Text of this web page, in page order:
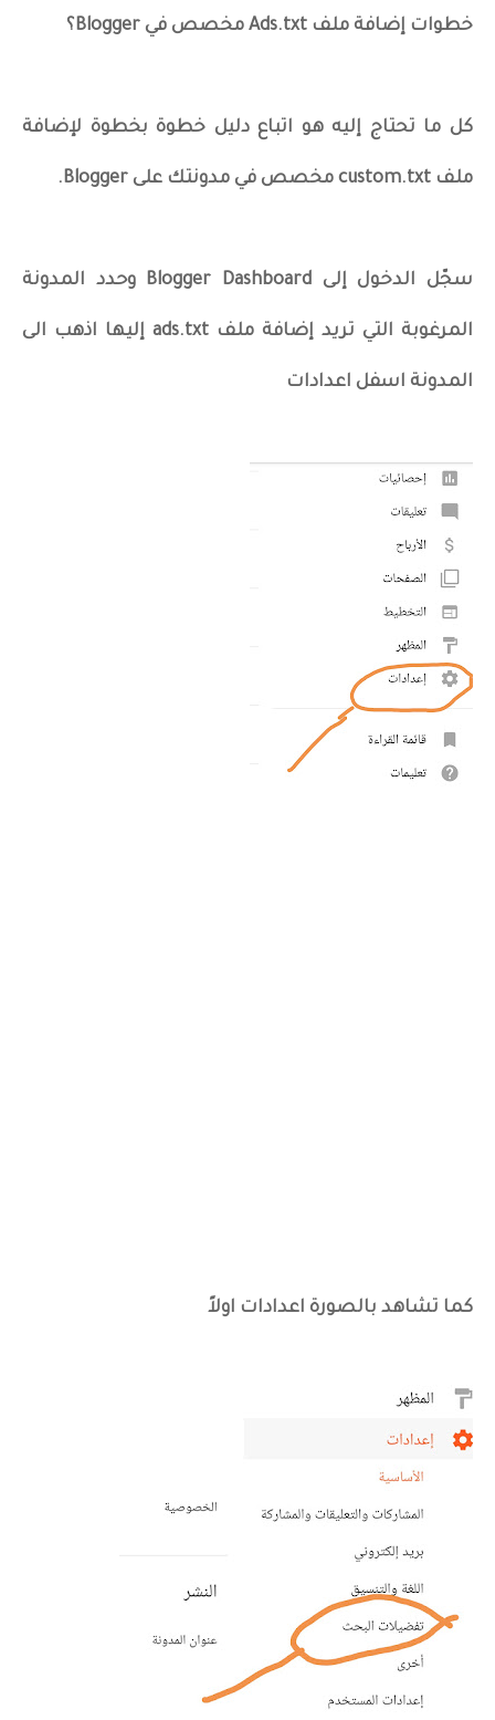
خطوات إضافة ملف Ads.txt مخصص في Blogger؟
كل ما تحتاج إليه هو اتباع دليل خطوة بخطوة لإضافة
ملف custom.txt مخصص في مدونتك على Blogger.
سجّل الدخول إلى Blogger Dashboard وحدد المدونة
المرغوبة التي تريد إضافة ملف ads.txt إليها اذهب الى
المدونة اسفل اعدادات
كما تشاهد بالصورة اعدادات اولاً